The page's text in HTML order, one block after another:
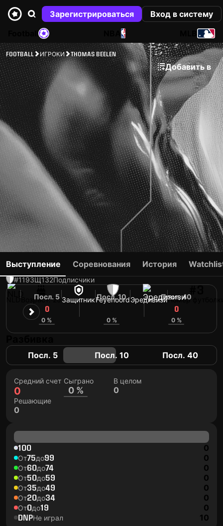
Зарегистрироваться
Вход в систему
NBA
FOOTBALL ИГРОКИ THOMAS BEELEN
Добавить в
THOMAS BEELEN
#119ЗЩ132Подписчики
Возраст: 25 ЗащитникFeyenoordЭредивизиНомер
Выступление Соревнования История
Посл. 5
0
0 %
Посл. 10
0 %
Посл. 40
0
0 %
Посл. 5 Посл. 10 Посл. 40
Средний счет
0
Сыграно
0 %
В целом
0
Решающие
0
100 0
От75до99 0
От60до74 0
От50до59 0
От35до49 0
От20до34 0
От0до19 0
DNPНе играл 10